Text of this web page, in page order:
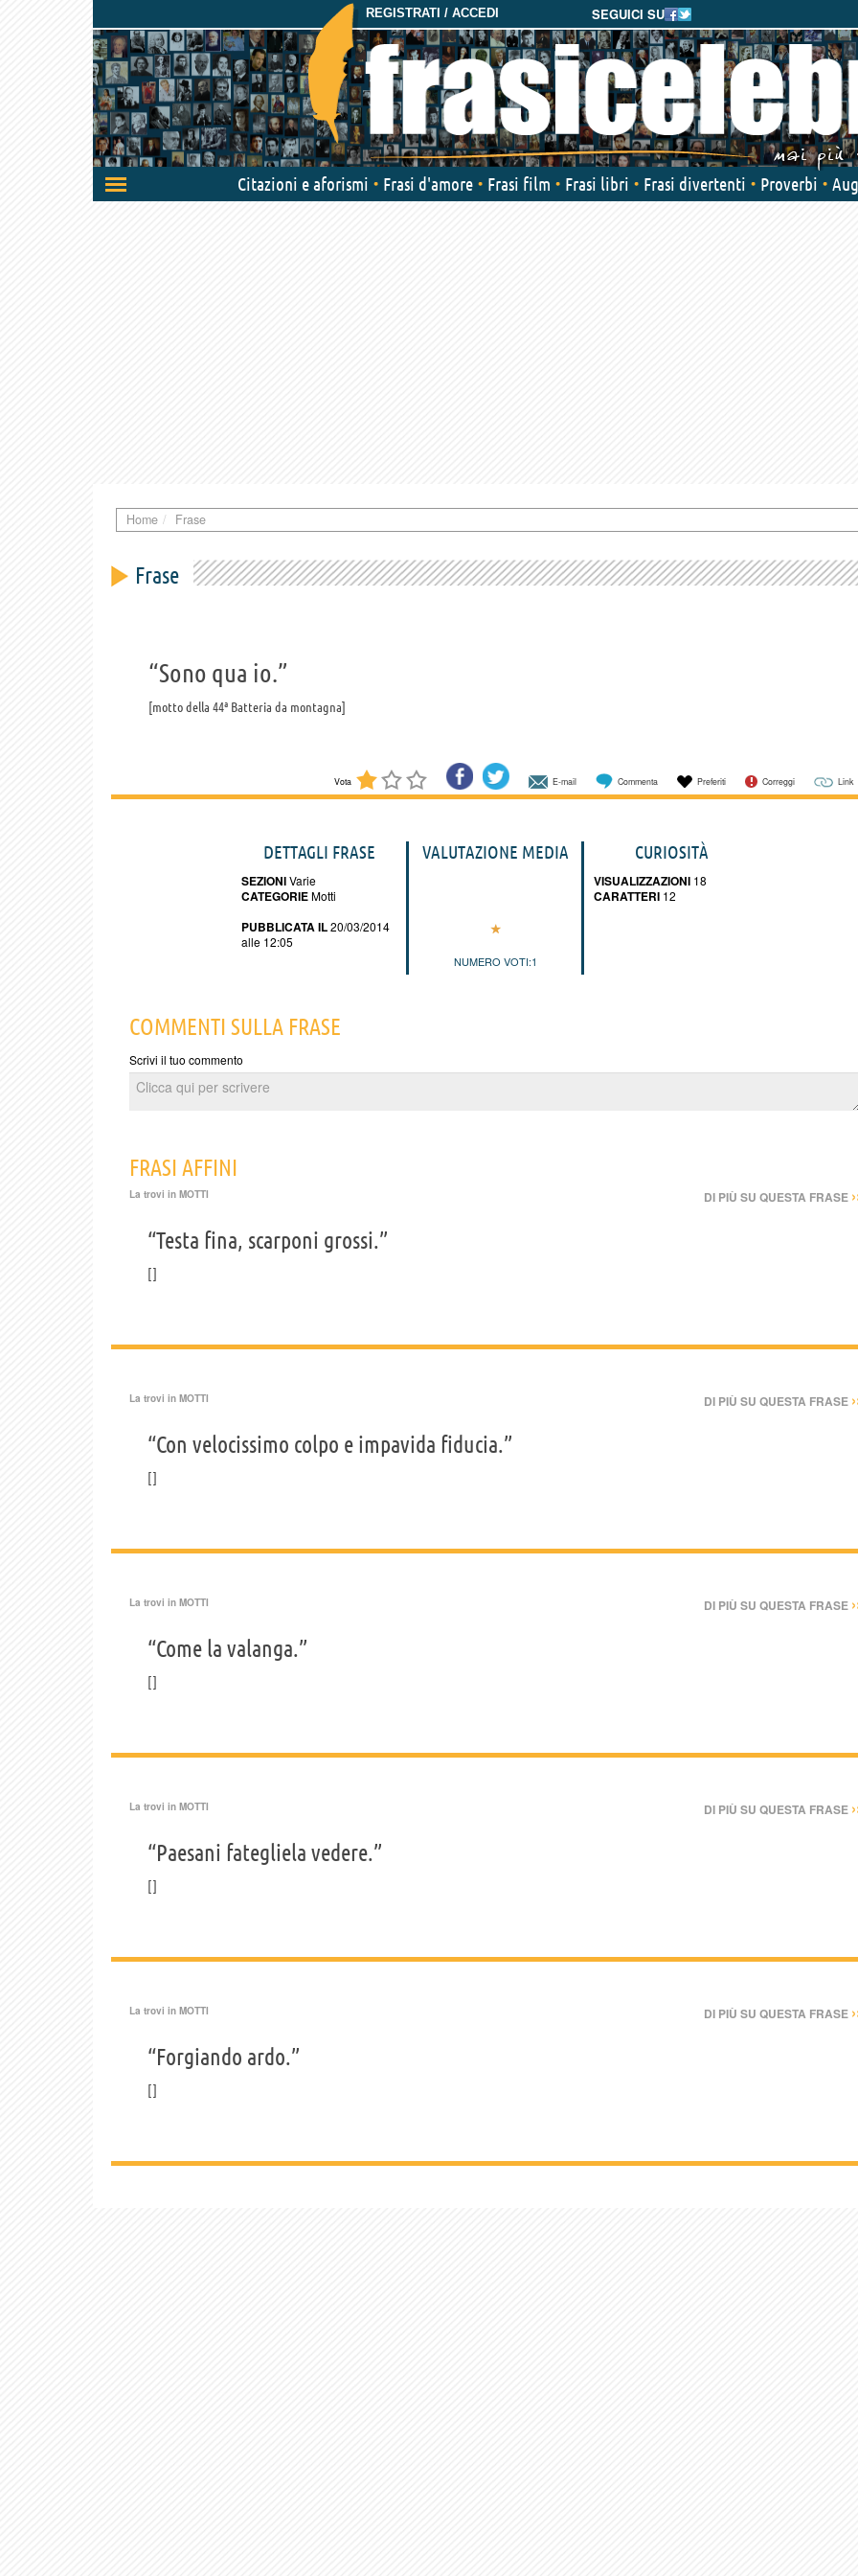
SEGUICI SU
REGISTRATI / ACCEDI
Attiva/disattiva
navigazione
Citazioni e aforismi Frasi d'amore Frasi film Frasi libri Frasi divertenti Proverbi
Home Frase
Frase
“Sono qua io.”
motto della 44ª Batteria da montagna
Vota E-mail Commenta Preferiti Correggi Link
DETTAGLI FRASE
SEZIONIVarie
CATEGORIEMotti
PUBBLICATA IL20/03/2014
alle 12:05
VALUTAZIONE MEDIA
NUMERO VOTI:1
CURIOSITÀ
VISUALIZZAZIONI 18
CARATTERI 12
COMMENTI SULLA FRASE
Scrivi il tuo commento
FRASI AFFINI
La trovi in MOTTI DI PIÙ SU QUESTA FRASE
“Testa fina, scarponi grossi.”
La trovi in MOTTI DI PIÙ SU QUESTA FRASE
“Con velocissimo colpo e impavida fiducia.”
La trovi in MOTTI DI PIÙ SU QUESTA FRASE
“Come la valanga.”
La trovi in MOTTI DI PIÙ SU QUESTA FRASE
“Paesani fategliela vedere.”
La trovi in MOTTI DI PIÙ SU QUESTA FRASE
“Forgiando ardo.”